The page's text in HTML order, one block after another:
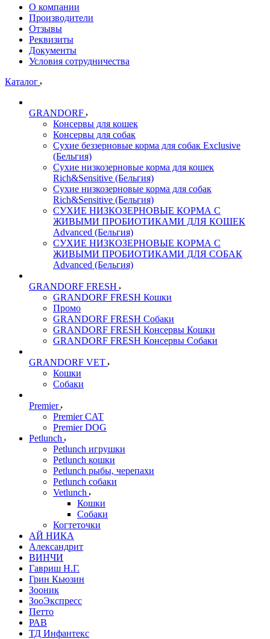
О компании
Производители
Отзывы
Реквизиты
Документы
Условия сотрудничества
Каталог
GRANDORF
Консервы для кошек
Консервы для собак
Сухие беззерновые корма для собак Exclusive
(Бельгия)
Сухие низкозерновые корма для кошек
Rich&Sensitive (Бельгия)
Сухие низкозерновые корма для собак
Rich&Sensitive (Бельгия)
СУХИЕ НИЗКОЗЕРНОВЫЕ КОРМА С
ЖИВЫМИ ПРОБИОТИКАМИ ДЛЯ КОШЕК
Advanced (Бельгия)
СУХИЕ НИЗКОЗЕРНОВЫЕ КОРМА С
ЖИВЫМИ ПРОБИОТИКАМИ ДЛЯ СОБАК
Advanced (Бельгия)
GRANDORF FRESH
GRANDORF FRESH Кошки
Промо
GRANDORF FRESH Собаки
GRANDORF FRESH Консервы Кошки
GRANDORF FRESH Консервы Собаки
GRANDORF VET
Кошки
Собаки
Premier
Premier CAT
Premier DOG
Petlunch
Petlunch игрушки
Petlunch кошки
Petlunch рыбы, черепахи
Petlunch собаки
Vetlunch
Кошки
Собаки
Когтеточки
АЙ НИКА
Александрит
ВИНЧИ
Гавриш Н.Г.
Грин Кьюзин
Зооник
ЗооЭкспресс
Петто
РАВ
ТД Инфантекс